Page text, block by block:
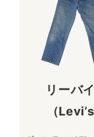
リーバ
（Levi’s